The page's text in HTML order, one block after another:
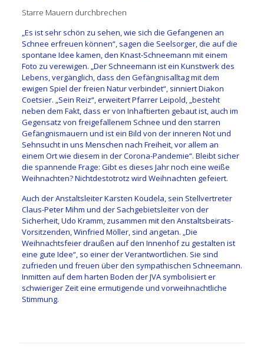
Starre Mauern durchbrechen
„Es ist sehr schön zu sehen, wie sich die Gefangenen an
Schnee erfreuen können“, sagen die Seelsorger, die auf die
spontane Idee kamen, den Knast-Schneemann mit einem
Foto zu verewigen. „Der Schneemann ist ein Kunstwerk des
Lebens, vergänglich, dass den Gefängnisalltag mit dem
ewigen Spiel der freien Natur verbindet“, sinniert Diakon
Coetsier. „Sein Reiz“, erweitert Pfarrer Leipold, „besteht
neben dem Fakt, dass er von Inhaftierten gebaut ist, auch im
Gegensatz von freigefallenem Schnee und den starren
Gefängnismauern und ist ein Bild von der inneren Not und
Sehnsucht in uns Menschen nach Freiheit, vor allem an
einem Ort wie diesem in der Corona-Pandemie“. Bleibt sicher
die spannende Frage: Gibt es dieses Jahr noch eine weiße
Weihnachten? Nichtdestotrotz wird Weihnachten gefeiert.
Auch der Anstaltsleiter Karsten Koudela, sein Stellvertreter
Claus-Peter Mihm und der Sachgebietsleiter von der
Sicherheit, Udo Kramm, zusammen mit den Anstaltsbeirats-
Vorsitzenden, Winfried Möller, sind angetan. „Die
Weihnachtsfeier draußen auf den Innenhof zu gestalten ist
eine gute Idee“, so einer der Verantwortlichen. Sie sind
zufrieden und freuen über den sympathischen Schneemann.
Inmitten auf dem harten Boden der JVA symbolisiert er
schwieriger Zeit eine ermutigende und vorweihnachtliche
Stimmung.